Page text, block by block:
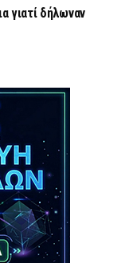
γιατί δήλωναν